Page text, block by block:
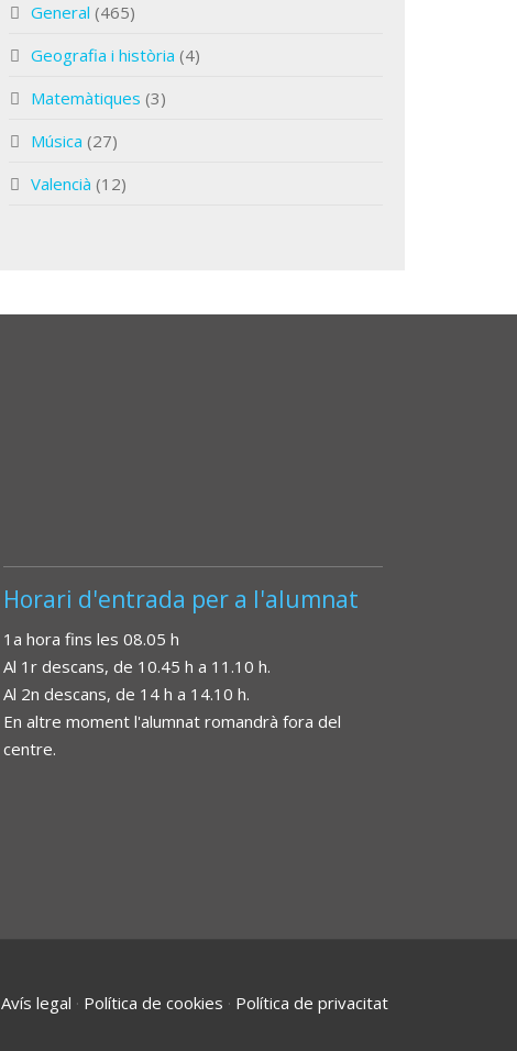
General (465)
Geografia i història (4)
Matemàtiques (3)
Música (27)
Valencià (12)
Horari d'entrada per a l'alumnat
1a hora fins les 08.05 h
Al 1r descans, de 10.45 h a 11.10 h.
Al 2n descans, de 14 h a 14.10 h.
En altre moment l'alumnat romandrà fora del
centre.
Avís legal · Política de cookies · Política de privacitat